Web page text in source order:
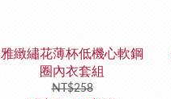
雅緻繡花薄杯低機心軟鋼
圈內衣套組
NT$258